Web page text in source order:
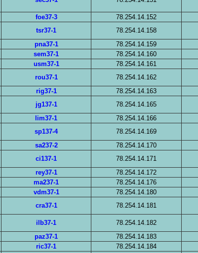
foe37-3 78.254.14.152
tsr37-1 78.254.14.158
pna37-1 78.254.14.159
sem37-1 78.254.14.160
usm37-1 78.254.14.161
rou37-1 78.254.14.162
rig37-1 78.254.14.163
jg137-1 78.254.14.165
lim37-1 78.254.14.166
sp137-4 78.254.14.169
sa237-2 78.254.14.170
ci137-1 78.254.14.171
rey37-1 78.254.14.172
ma237-1 78.254.14.176
vdm37-1 78.254.14.180
cra37-1 78.254.14.181
ilb37-1 78.254.14.182
paz37-1 78.254.14.183
ric37-1 78.254.14.184